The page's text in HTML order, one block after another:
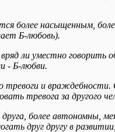
более насыщенным,
Б-любовь).
ли уместно говорить
- Б-любви.
тревоги и
тревога за другого
более автономны,
друг другу в